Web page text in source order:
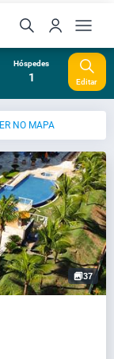
Hóspedes
1 Editar
NO MAPA
37